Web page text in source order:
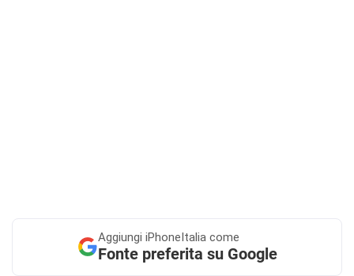
Aggiungi iPhoneItalia come
Fonte preferita su Google